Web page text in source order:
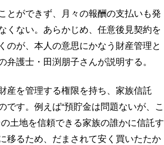
ができず、月々の報酬の支払いも発
くない。あらかじめ、任意後見契約を
のが、本人の意思にかなう財産管理と
護士・田渕朋子さんが説明する。
産を管理する権限を持ち、家族信託
です。例えば“預貯金は問題ないが、こ
土地を信頼できる家族の誰かに信託す
移るため、だまされて安く買いたたか